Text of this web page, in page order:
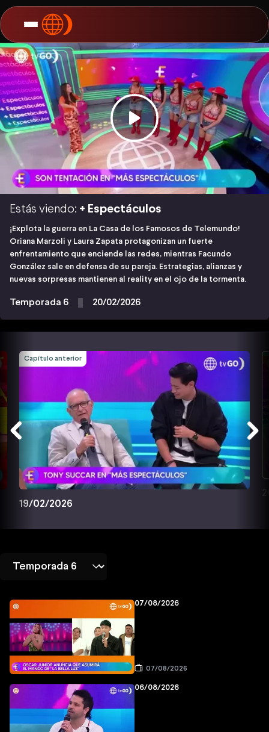
Estás viendo: + Espectáculos
¡Explota la guerra en La Casa de los Famosos de Telemundo!
Oriana Marzoli y Laura Zapata protagonizan un fuerte
enfrentamiento que enciende las redes, mientras Facundo
González sale en defensa de su pareja. Estrategias, alianzas y
nuevas sorpresas mantienen al reality en el ojo de la tormenta.
Temporada 6 20/02/2026
Capítulo anterior
19/02/2026
07/08/2026
07/08/2026
06/08/2026